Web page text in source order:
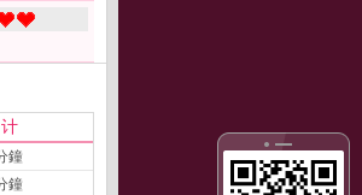
鐘
鐘